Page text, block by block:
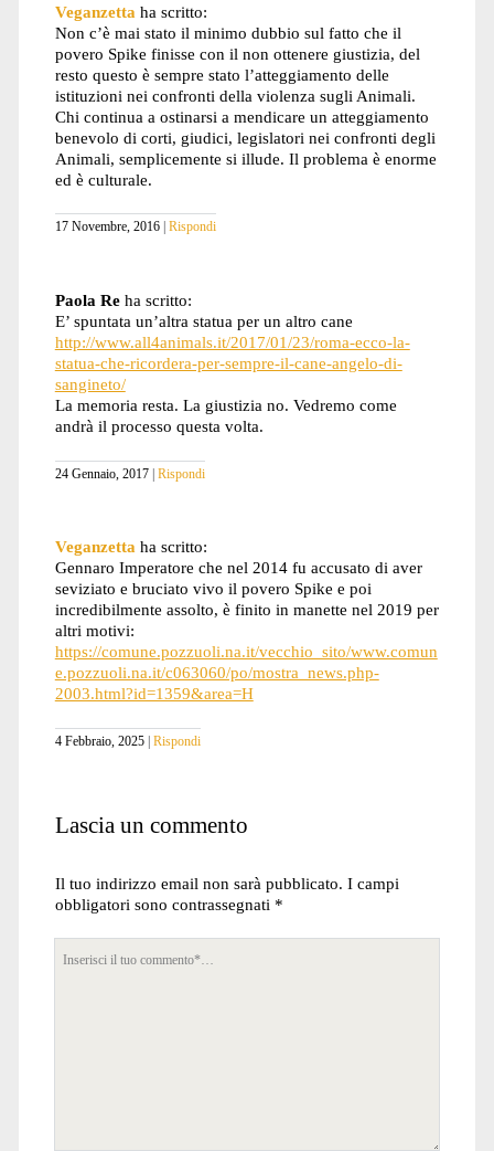
Veganzetta ha scritto:
Non c’è mai stato il minimo dubbio sul fatto che il
povero Spike finisse con il non ottenere giustizia, del
resto questo è sempre stato l’atteggiamento delle
istituzioni nei confronti della violenza sugli Animali.
Chi continua a ostinarsi a mendicare un atteggiamento
benevolo di corti, giudici, legislatori nei confronti degli
Animali, semplicemente si illude. Il problema è enorme
ed è culturale.
17 Novembre, 2016 Rispondi
Paola Re ha scritto:
E’ spuntata un’altra statua per un altro cane
http://www.all4animals.it/2017/01/23/roma-ecco-la-
statua-che-ricordera-per-sempre-il-cane-angelo-di-
sangineto/
La memoria resta. La giustizia no. Vedremo come
andrà il processo questa volta.
24 Gennaio, 2017 Rispondi
Veganzetta ha scritto:
Gennaro Imperatore che nel 2014 fu accusato di aver
seviziato e bruciato vivo il povero Spike e poi
incredibilmente assolto, è finito in manette nel 2019 per
altri motivi:
https://comune.pozzuoli.na.it/vecchio_sito/www.comun
e.pozzuoli.na.it/c063060/po/mostra_news.php-
2003.html?id=1359&area=H
4 Febbraio, 2025 Rispondi
Lascia un commento
Il tuo indirizzo email non sarà pubblicato. I campi
obbligatori sono contrassegnati *
commento